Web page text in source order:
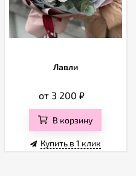
Лавли
от 3 200₽
В корзину
Купить в 1 клик